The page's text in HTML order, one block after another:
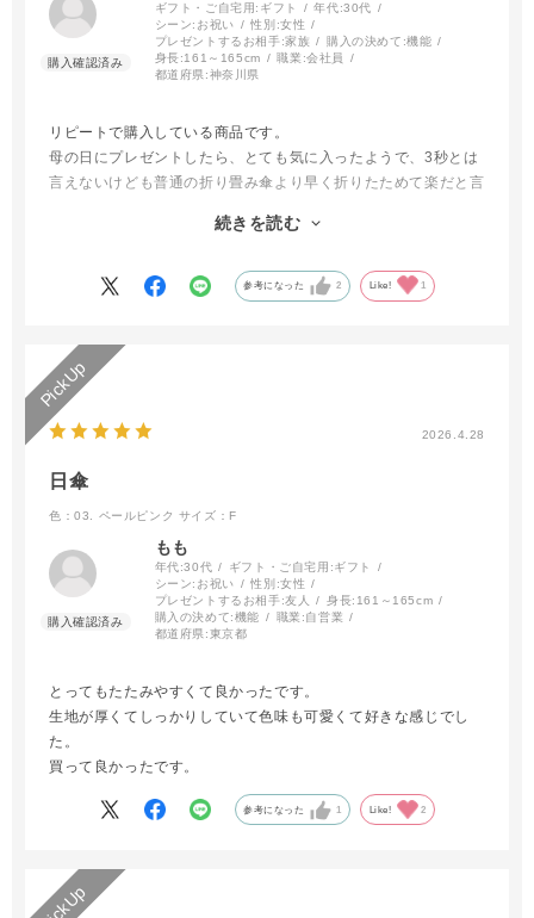
ギフト・ご自宅用: ギフト 年代:30代
シーン: お祝い 性別:女性
プレゼントするお相手:家族 購入の決めて:機能
身長:161～165cm 職業:会社員
都道府県:神奈川県
リピートで購入している商品です。
母の日にプレゼントしたら、とても気に入ったようで、3秒とは
言えないけども普通の折り畳み傘より早く折りたためて楽だと言
しかし内側にシートが貼ってあるのでその分厚みが出て収納時は
リピートしているので、色や柄の種類がもう少し増えてくれると
嬉しいです。
続きを読む
参考になった 2 Like! 1
2026.4.28
日傘
色：03. ペールピンク サイズ：F
もも
年代:30代 ギフト・ご自宅用:ギフト
シーン: お祝い 性別:女性
プレゼントするお相手:友人 身長: 161～165cm
購入の決めて:機能 職業:自営業
都道府県:東京都
とってもたたみやすくて良かったです。
生地が厚くてしっかりしていて色味も可愛くて好きな感じでし
た。
買って良かったです。
参考になった 1 Like! 2